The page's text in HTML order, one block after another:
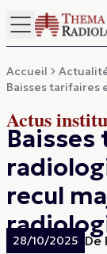
Accueil
Baisses tarifaires
Actus
recul
28/10/2025 De